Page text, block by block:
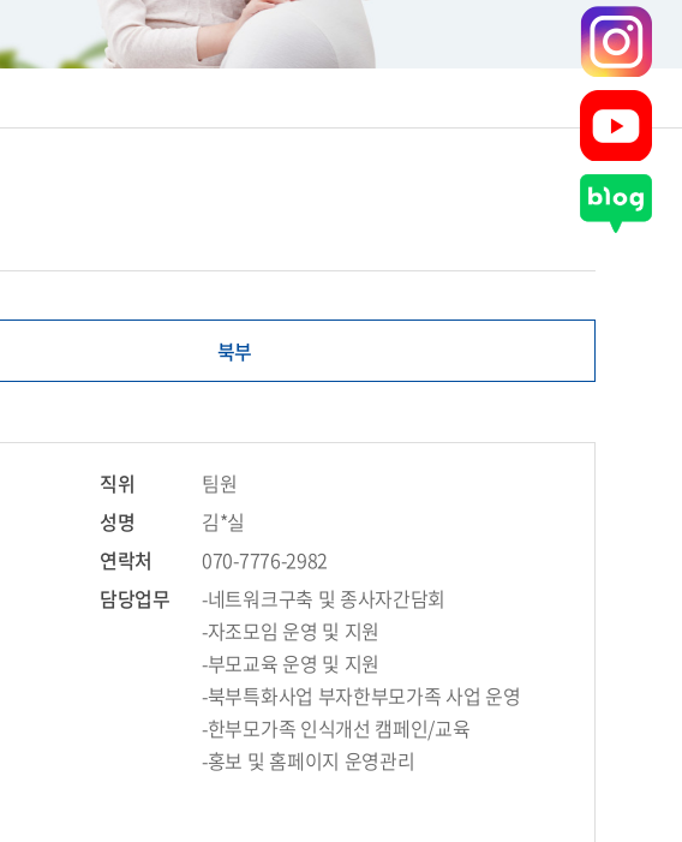
북부
직위
팀원
성명
김*실
연락처
070-7776-2982
담당업무
-네트워크구축 및 종사자간담회
-자조모임 운영 및 지원
-부모교육 운영 및 지원
-북부특화사업 부자한부모가족 사업 운영
-한부모가족 인식개선 캠페인/교육
-홍보 및 홈페이지 운영관리